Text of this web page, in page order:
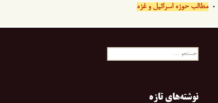
مطالب حوزه اسرائیل و غزه
جستجو
نوشته‌های تازه